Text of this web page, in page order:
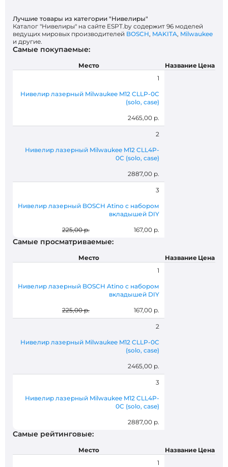
Лучшие товары из категории "Нивелиры"
Каталог "Нивелиры" на сайте ESPT.by содержит 96 моделей
ведущих мировых производителей BOSCH, MAKITA, Milwaukee
и другие.
Самые покупаемые:
Место Название Цена
1
Нивелир лазерный Milwaukee M12 CLLP-0C
(solo, case)
2465,00 р.
2
Нивелир лазерный Milwaukee M12 CLL4P-
0C (solo, case)
2887,00 р.
3
Нивелир лазерный BOSCH Atino с набором
вкладышей DIY
225,00 р. 167,00 р.
Самые просматриваемые:
Место Название Цена
1
Нивелир лазерный BOSCH Atino с набором
вкладышей DIY
225,00 р. 167,00 р.
2
Нивелир лазерный Milwaukee M12 CLLP-0C
(solo, case)
2465,00 р.
3
Нивелир лазерный Milwaukee M12 CLL4P-
0C (solo, case)
2887,00 р.
Самые рейтинговые:
Место Название Цена
1